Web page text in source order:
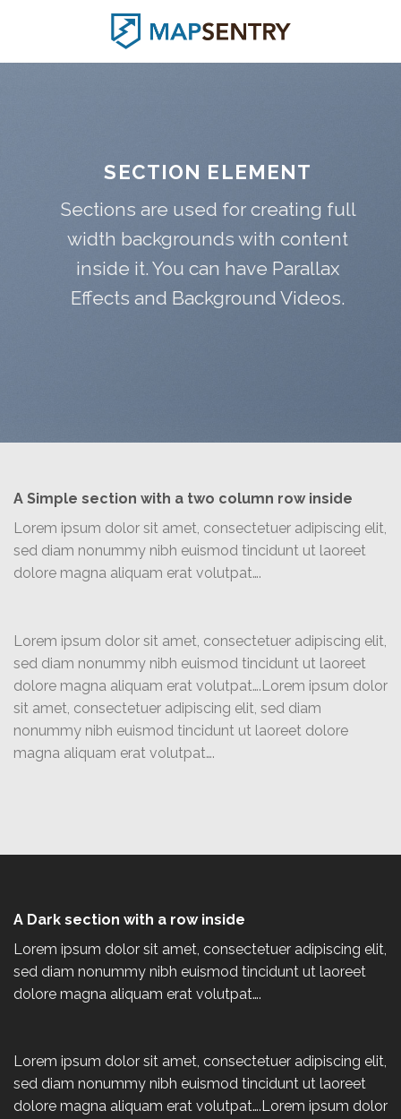
SECTION ELEMENT
Sections are used for creating full
width backgrounds with content
inside it. You can have Parallax
Effects and Background Videos.
A Simple section with a two column row inside
Lorem ipsum dolor sit amet, consectetuer adipiscing elit,
sed diam nonummy nibh euismod tincidunt ut laoreet
dolore magna aliquam erat volutpat….
Lorem ipsum dolor sit amet, consectetuer adipiscing elit,
sed diam nonummy nibh euismod tincidunt ut laoreet
dolore magna aliquam erat volutpat….Lorem ipsum dolor
sit amet, consectetuer adipiscing elit, sed diam
nonummy nibh euismod tincidunt ut laoreet dolore
magna aliquam erat volutpat….
A Dark section with a row inside
Lorem ipsum dolor sit amet, consectetuer adipiscing elit,
sed diam nonummy nibh euismod tincidunt ut laoreet
dolore magna aliquam erat volutpat….
Lorem ipsum dolor sit amet, consectetuer adipiscing elit,
sed diam nonummy nibh euismod tincidunt ut laoreet
dolore magna aliquam erat volutpat….Lorem ipsum dolor